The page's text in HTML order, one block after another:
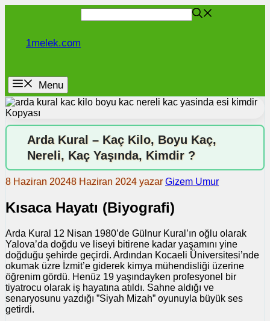
1melek.com
Menu
Arda Kural – Kaç Kilo, Boyu Kaç,
Nereli, Kaç Yaşında, Kimdir ?
8 Haziran 20248 Haziran 2024 yazarGizem Umur
Kısaca Hayatı (Biyografi)
Arda Kural 12 Nisan 1980’de Gülnur Kural’ın oğlu olarak
Yalova’da doğdu ve liseyi bitirene kadar yaşamını yine
doğduğu şehirde geçirdi. Ardından Kocaeli Üniversitesi’nde
okumak üzre İzmit’e giderek kimya mühendisliği üzerine
öğrenim gördü. Henüz 19 yaşındayken profesyonel bir
tiyatrocu olarak iş hayatına atıldı. Sahne aldığı ve
senaryosunu yazdığı ”Siyah Mizah” oyunuyla büyük ses
getirdi.